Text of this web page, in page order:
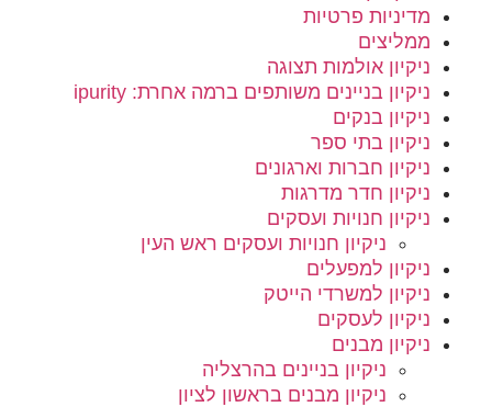
מדיניות פרטיות
ממליצים
ניקיון אולמות תצוגה
ניקיון בניינים משותפים ברמה אחרת: ipurity
ניקיון בנקים
ניקיון בתי ספר
ניקיון חברות וארגונים
ניקיון חדר מדרגות
ניקיון חנויות ועסקים
ניקיון חנויות ועסקים ראש העין
ניקיון למפעלים
ניקיון למשרדי הייטק
ניקיון לעסקים
ניקיון מבנים
ניקיון בניינים בהרצליה
ניקיון מבנים בראשון לציון